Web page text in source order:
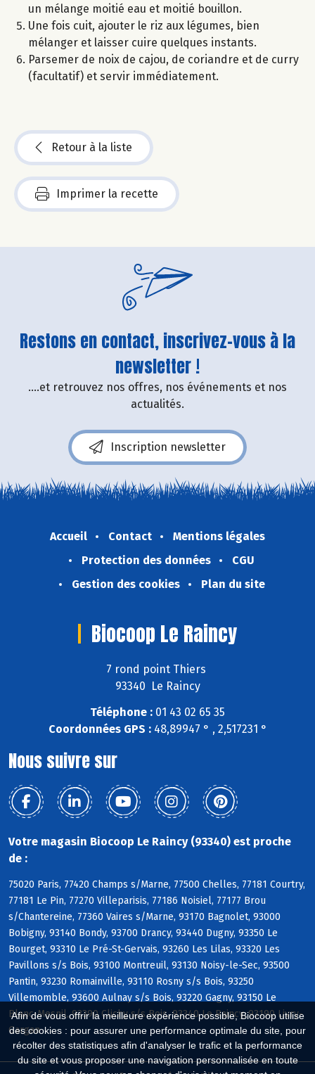
Afin de vous offrir la meilleure expérience possible, Biocoop utilise
des cookies : pour assurer une performance optimale du site, pour
récolter des statistiques afin d'analyser le trafic et la performance
du site et vous proposer une navigation personnalisée en toute
un mélange moitié eau et moitié bouillon.
Une fois cuit, ajouter le riz aux légumes, bien
mélanger et laisser cuire quelques instants.
Parsemer de noix de cajou, de coriandre et de curry
(facultatif) et servir immédiatement.
Retour à la liste
Imprimer la recette
Restons en contact, inscrivez-vous à la
newsletter !
....et retrouvez nos offres, nos événements et nos
actualités.
Inscription newsletter
Accueil Contact
Mentions légales
Protection des données
CGU
Gestion des cookies
Plan du site
Biocoop Le Raincy
7 rond point Thiers
93340 Le Raincy
Téléphone : 01 43 02 65 35
Coordonnées GPS :48,89947 ° , 2,517231 °
Nous suivre sur
Votre magasin Biocoop Le Raincy (93340) est proche
de :
75020 Paris, 77420 Champs s/Marne, 77500 Chelles, 77181 Courtry,
77181 Le Pin, 77270 Villeparisis, 77186 Noisiel, 77177 Brou
s/Chantereine, 77360 Vaires s/Marne, 93170 Bagnolet, 93000
Bobigny, 93140 Bondy, 93700 Drancy, 93440 Dugny, 93350 Le
Bourget, 93310 Le Pré-St-Gervais, 93260 Les Lilas, 93320 Les
Pavillons s/s Bois, 93100 Montreuil, 93130 Noisy-le-Sec, 93500
Pantin, 93230 Romainville, 93110 Rosny s/s Bois, 93250
Villemomble, 93600 Aulnay s/s Bois, 93220 Gagny, 93150 Le
Blanc-Mesnil, 93390 Clichy s/s Bois, 93340 Le Raincy, 93190 Livry-
Gargan